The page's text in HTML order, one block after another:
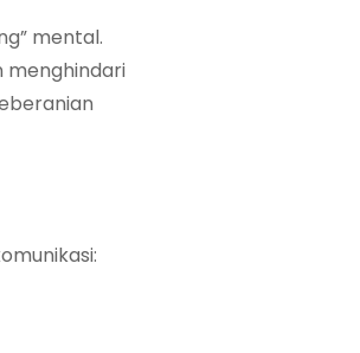
mental.
menghindari